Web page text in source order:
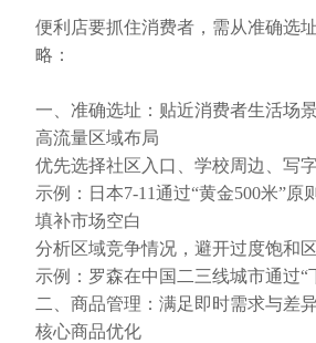
便利店要抓住消费者，需从准确选
略：
一、准确选址：贴近消费者生活场
高流量区域布局
优先选择社区入口、学校周边、写
示例：日本7-11通过“黄金500米”原
填补市场空白
分析区域竞争情况，避开过度饱和
示例：罗森在中国二三线城市通过“
二、商品管理：满足即时需求与差
核心商品优化